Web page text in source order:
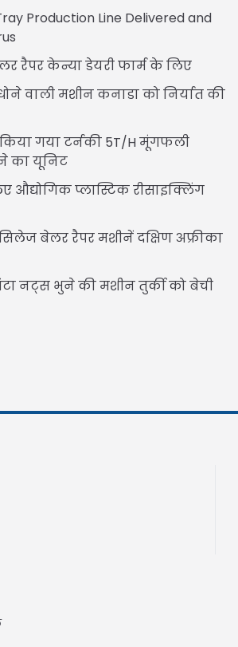
Production Line Delivered and
रैपर केन्या डेयरी फार्म के लिए
वाली मशीन कनाडा को निर्यात की
किया गया टर्नकी 5T/H मूंगफली
का यूनिट
औद्योगिक प्लास्टिक रीसाइक्लिंग
बेलर रैपर मशीनें दक्षिण अफ्रीका
नट्स भुने की मशीन तुर्की को बेची